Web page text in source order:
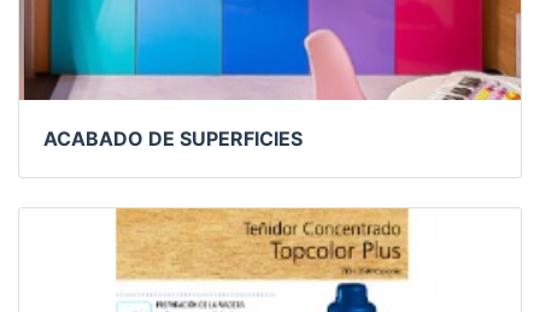
ACABADO DE SUPERFICIES